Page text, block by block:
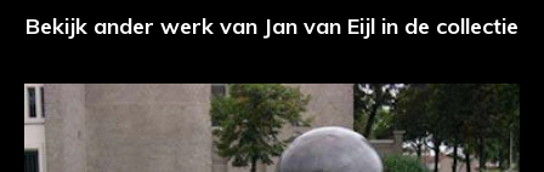
Bekijk ander werk van Jan van Eijl in de collectie